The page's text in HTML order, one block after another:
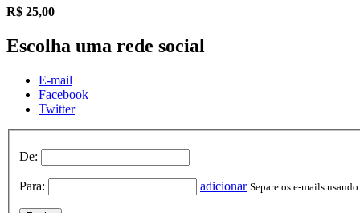
R$ 25,00
Escolha uma rede social
E-mail
Facebook
Twitter
De:
Para: adicionar Separe os e-mails